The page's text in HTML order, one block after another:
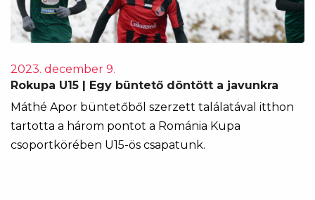
2023. december 9.
Rokupa U15 | Egy büntető döntött a javunkra
Máthé Apor büntetőből szerzett találatával itthon
tartotta a három pontot a Románia Kupa
csoportkörében U15-ös csapatunk.